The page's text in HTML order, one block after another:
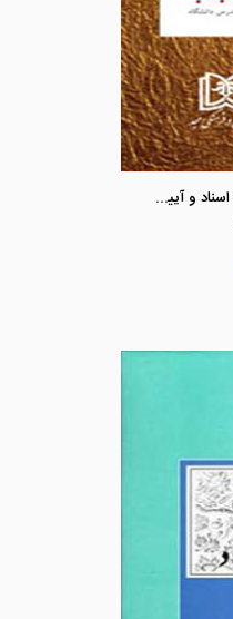
حقوق ثبت کاربردی جلد 2 «مربوط به اسناد و آیین رسیدگی به آنها» «دعاوی و اعتراضات ثبتی»